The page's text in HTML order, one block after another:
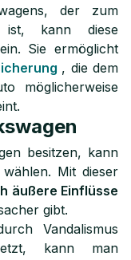
der zum
kann diese
Sie ermöglicht
, die dem
möglicherweise
besitzen, kann
Mit dieser
äußere Einflüsse
gibt.
Vandalismus
kann man